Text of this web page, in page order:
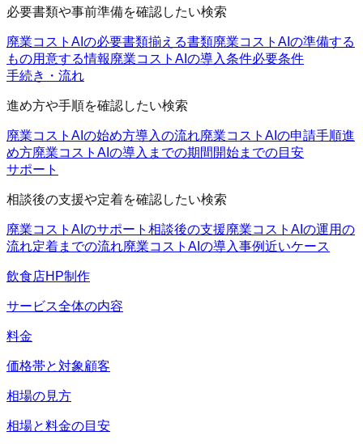
必要書類や事前準備を確認したい検索
廃業コストAIの必要書類揃える書類廃業コストAIの準備する
もの用意する情報廃業コストAIの導入条件必要条件
手続き・流れ
進め方や手順を確認したい検索
廃業コストAIの始め方導入の流れ廃業コストAIの申請手順進
め方廃業コストAIの導入までの期間 開始までの目安
サポート
相談後の支援や定着を確認したい検索
廃業コストAIのサポート 相談後の支援廃業コストAIの運用の
流れ定着までの流れ廃業コストAIの導入事例近いケース
飲食店HP制作
サービス全体の内容
料金
価格帯と対象顧客
相場の見方
相場と料金の目安